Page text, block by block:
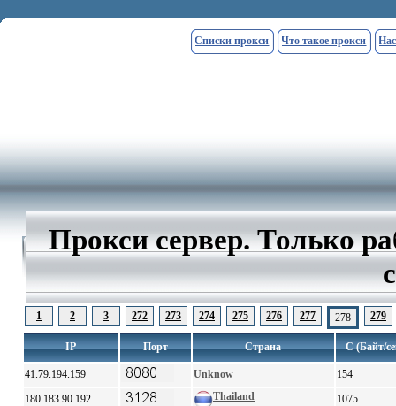
Списки прокси Что такое прокси
Прокси сервер. Только
1 2 3 272 273 274 275 276 277 278 279
IP Порт Страна С (Байт/
41.79.194.159 Unknow
154
180.183.90.192
Thailand
1075